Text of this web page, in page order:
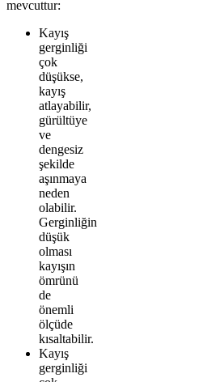
mevcuttur:
Kayış
gerginliği
çok
düşükse,
kayış
atlayabilir,
gürültüye
ve
dengesiz
şekilde
aşınmaya
neden
olabilir.
Gerginliğin
düşük
olması
kayışın
ömrünü
de
önemli
ölçüde
kısaltabilir.
Kayış
gerginliği